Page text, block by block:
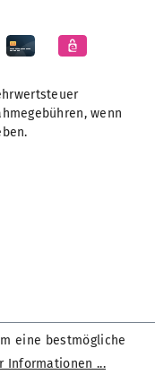
wenn
eine bestmögliche
Informationen ...